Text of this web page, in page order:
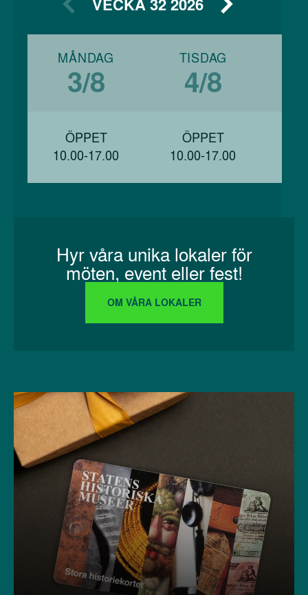
MÅNDAG
3/8
ÖPPET
10.00-17.00
TISDAG
4/8
ÖPPET
10.00-17.00
Hyr våra unika lokaler för
möten, event eller fest!
OM VÅRA LOKALER